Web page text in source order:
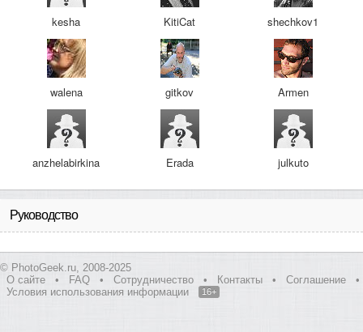
kesha KitiCat shechkov1
walena gitkov Armen
anzhelabirkina Erada julkuto
Руководство
© PhotoGeek.ru, 2008-2025
О сайте
• FAQ • Сотрудничество • Контакты • Соглашение
•
Условия использования информации
16+